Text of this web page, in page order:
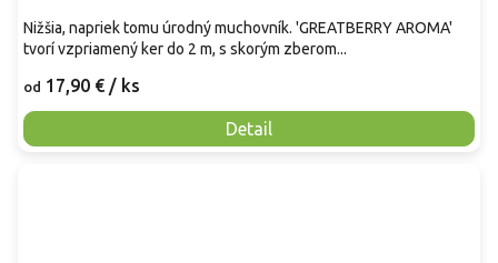
od 17,90 € / ks
Detail
Nižšia, napriek tomu úrodný muchovník. 'GREATBERRY AROMA'
tvorí vzpriamený ker do 2 m, s skorým zberom...